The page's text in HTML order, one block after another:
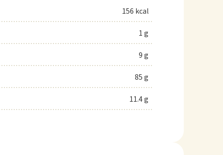
156 kcal
1 g
9 g
85 g
11.4 g